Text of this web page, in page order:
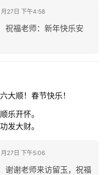
27日 下午4:58
祝福老师：新年快乐安
大顺！春节快乐！
乐开怀。
发大财。
27日 下午5:06
谢谢老师来访留玉，祝福